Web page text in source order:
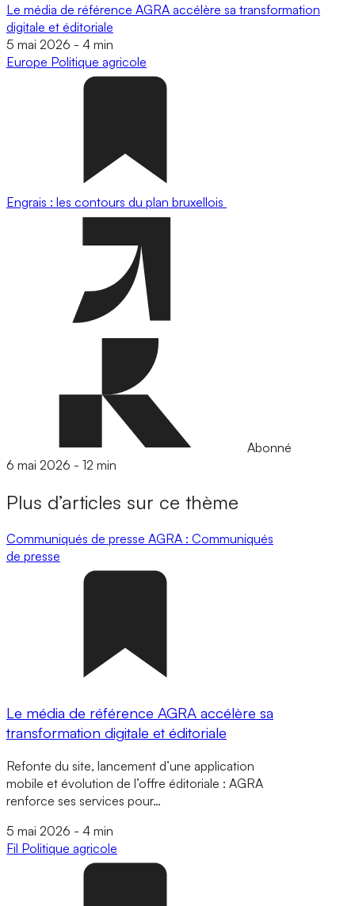
Le média de référence AGRA accélère sa transformation
digitale et éditoriale
5 mai 2026 - 4 min
Europe Politique agricole
Engrais : les contours du plan bruxellois
Abonné
6 mai 2026 - 12 min
Plus d’articles sur ce thème
Communiqués de presse AGRA : Communiqués
de presse
Le média de référence AGRA accélère sa
transformation digitale et éditoriale
Refonte du site, lancement d’une application
mobile et évolution de l’offre éditoriale : AGRA
renforce ses services pour…
5 mai 2026 - 4 min
Fil Politique agricole